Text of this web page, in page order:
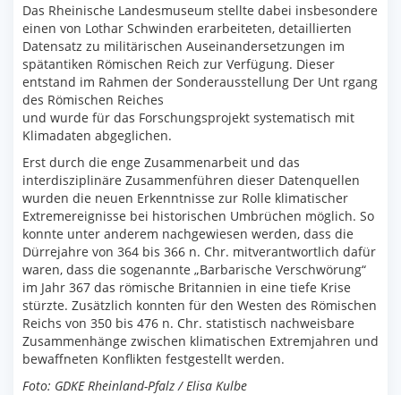
Das Rheinische Landesmuseum stellte dabei insbesondere
einen von Lothar Schwinden erarbeiteten, detaillierten
Datensatz zu militärischen Auseinandersetzungen im
spätantiken Römischen Reich zur Verfügung. Dieser
entstand im Rahmen der Sonderausstellung Der Unt rgang
des Römischen Reiches
und wurde für das Forschungsprojekt systematisch mit
Klimadaten abgeglichen.
Erst durch die enge Zusammenarbeit und das
interdisziplinäre Zusammenführen dieser Datenquellen
wurden die neuen Erkenntnisse zur Rolle klimatischer
Extremereignisse bei historischen Umbrüchen möglich. So
konnte unter anderem nachgewiesen werden, dass die
Dürrejahre von 364 bis 366 n. Chr. mitverantwortlich dafür
waren, dass die sogenannte „Barbarische Verschwörung“
im Jahr 367 das römische Britannien in eine tiefe Krise
stürzte. Zusätzlich konnten für den Westen des Römischen
Reichs von 350 bis 476 n. Chr. statistisch nachweisbare
Zusammenhänge zwischen klimatischen Extremjahren und
bewaffneten Konflikten festgestellt werden.
Foto: GDKE Rheinland-Pfalz / Elisa Kulbe